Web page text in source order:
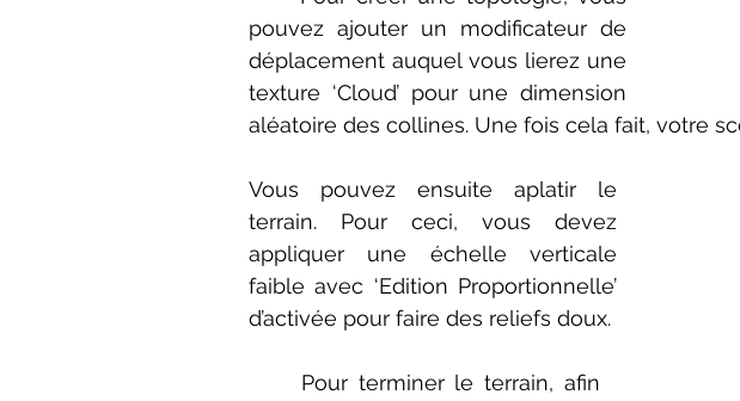
pouvez ajouter un modificateur de
déplacement auquel vous lierez une
texture ‘Cloud’ pour une dimension
aléatoire des collines. Une fois cela fait, votre
Vous pouvez ensuite aplatir le
terrain. Pour ceci, vous devez
appliquer une échelle verticale
faible avec ‘Edition Proportionnelle’
d’activée pour faire des reliefs doux.